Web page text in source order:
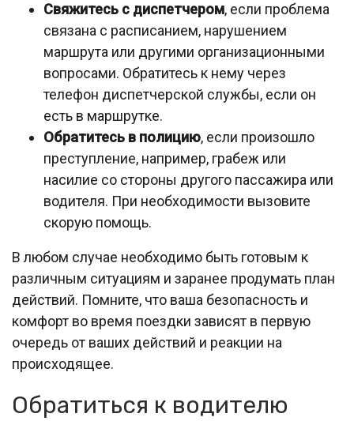
Свяжитесь с диспетчером, если проблема
связана с расписанием, нарушением
маршрута или другими организационными
вопросами. Обратитесь к нему через
телефон диспетчерской службы, если он
есть в маршрутке.
Обратитесь в полицию, если произошло
преступление, например, грабеж или
насилие со стороны другого пассажира или
водителя. При необходимости вызовите
скорую помощь.
В любом случае необходимо быть готовым к
различным ситуациям и заранее продумать план
действий. Помните, что ваша безопасность и
комфорт во время поездки зависят в первую
очередь от ваших действий и реакции на
происходящее.
Обратиться к водителю